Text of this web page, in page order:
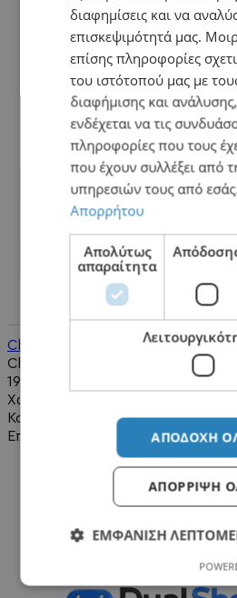
Charging Stand Controller &
Charging Stand Controller &
19,90€
Χωρίς ΦΠΑ:16,05€
Καλάθι
Επιθυμητό
διαφημίσεις και να
επισκεψιμότητά μας.
επίσης πληροφορίες
του ιστότοπού μας με
διαφήμισης και
ενδέχεται να τις
πληροφορίες που τους
που έχουν συλλέξει από
υπηρεσιών τους από
Απορρήτου
Απολύτως
απαραίτητα
ΑΠΟΔΟΧΉ
ΑΠΌΡΡΙΨΗ
ΕΜΦΆΝΙΣΗ